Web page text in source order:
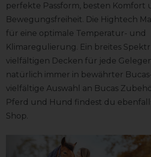
perfekte Passform, besten Komfort
Bewegungsfreiheit. Die Hightech
für eine optimale Temperatur- und
Klimaregulierung. Ein breites
vielfältigen Decken für jede
natürlich immer in bewährter
vielfältige Auswahl an Bucas
Pferd und Hund findest du
Shop.